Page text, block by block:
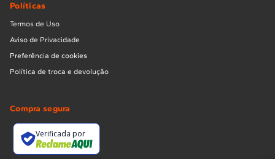
Políticas
Termos de Uso
Aviso de Privacidade
Preferência de cookies
Política de troca e devolução
Compra segura
Verificada por